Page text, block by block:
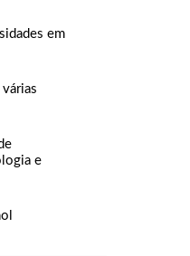
em
e